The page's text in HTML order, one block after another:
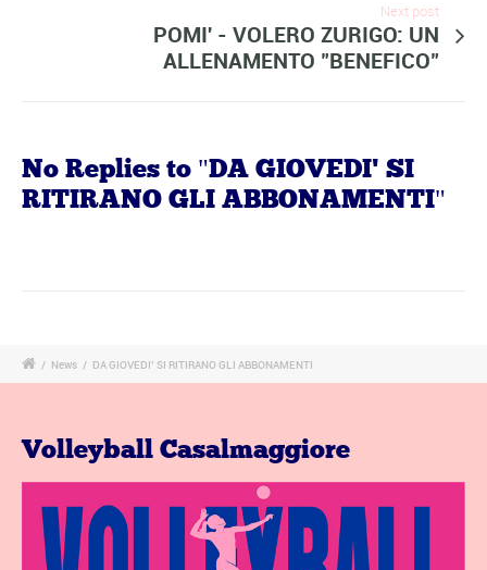
Next post
POMI' - VOLERO ZURIGO: UN
ALLENAMENTO "BENEFICO"
No Replies to "DA GIOVEDI' SI
RITIRANO GLI ABBONAMENTI"
/ News / DA GIOVEDI’ SI RITIRANO GLI ABBONAMENTI
Volleyball Casalmaggiore